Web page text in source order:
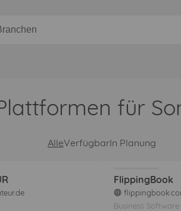
für
AlleVerfügbarIn Planung
FlippingBook
web
Business Software